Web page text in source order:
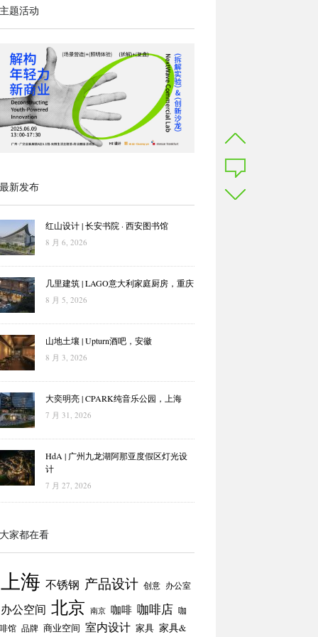
题活动
新发布
红山设计 | 长安书院 · 西安图书馆
8 月 6, 2026
几里建筑 | LAGO意大利家庭厨房，重庆
8 月 5, 2026
山地土壤 | Upturn酒吧，安徽
8 月 3, 2026
大奕明亮 | CPARK纯音乐公园，上海
7 月 31, 2026
HdA | 广州九龙湖阿那亚度假区灯光设
计
7 月 27, 2026
家都在看
上海 不锈钢 产品设计 创意 办公室
办公空间 北京 南京 咖啡 咖啡店 咖
馆 品牌 商业空间 室内设计 家具 家具&